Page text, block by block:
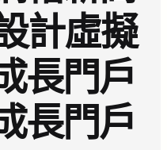
計虛擬
長門戶
長門戶